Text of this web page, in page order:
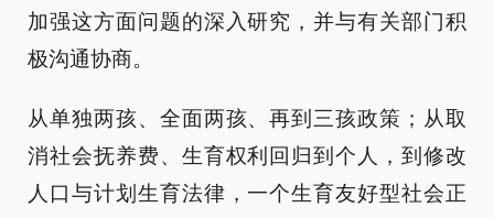
加强这方面问题的深入研究，并与有关部门积
极沟通协商。
从单独两孩、全面两孩、再到三孩政策；从取
消社会抚养费、生育权利回归到个人，到修改
人口与计划生育法律，一个生育友好型社会正